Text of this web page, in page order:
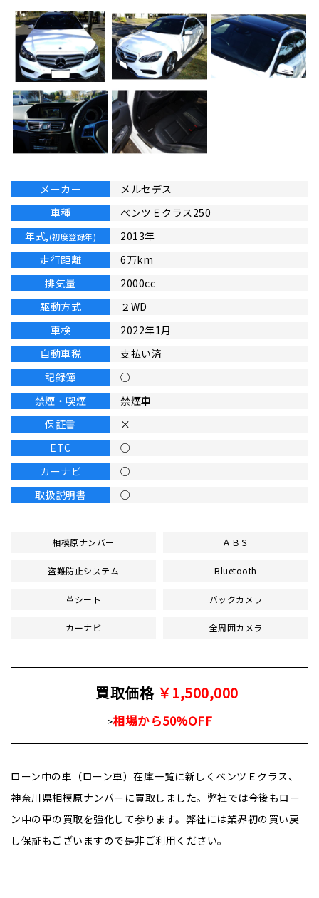
メーカー
メルセデス
車種
ベンツＥクラス250
年式,(初度登録年)
2013年
走行距離
6万km
排気量
2000cc
駆動方式
２WD
車検
2022年1月
自動車税
支払い済
記録簿
○
禁煙・喫煙
禁煙車
保証書
×
ETC
○
カーナビ
○
取扱説明書
○
相模原ナンバー ＡＢＳ
盗難防止システム Bluetooth
革シート バックカメラ
カーナビ 全周囲カメラ
買取価格 ￥1,500,000
>相場から50%OFF
ローン中の車（ローン車）在庫一覧に新しくベンツＥクラス、
神奈川県相模原ナンバーに買取しました。 弊社では今後もロー
ン中の車の買取を強化して参ります。弊社には業界初の買い戻
し保証もございますので是非ご利用ください。